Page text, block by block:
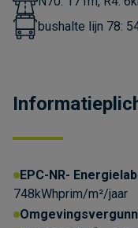
bushalte lijn 78:
EPC-NR
748kWhprim/m²/jaar